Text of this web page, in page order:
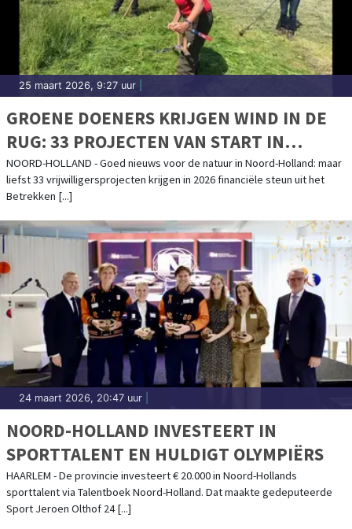
25 maart 2026, 9:27 uur
GROENE DOENERS KRIJGEN WIND IN DE
RUG: 33 PROJECTEN VAN START IN
NOORD-HOLLAND
NOORD-HOLLAND - Goed nieuws voor de natuur in Noord-Holland: maar
liefst 33 vrijwilligersprojecten krijgen in 2026 financiële steun uit het
Betrekken [...]
24 maart 2026, 20:47 uur
NOORD-HOLLAND INVESTEERT IN
SPORTTALENT EN HULDIGT OLYMPIËRS
HAARLEM - De provincie investeert € 20.000 in Noord-Hollands
sporttalent via Talentboek Noord-Holland. Dat maakte gedeputeerde
Sport Jeroen Olthof 24 [...]